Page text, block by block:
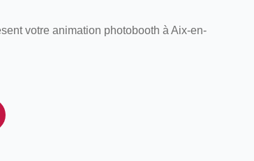
votre animation photobooth à Aix-en-